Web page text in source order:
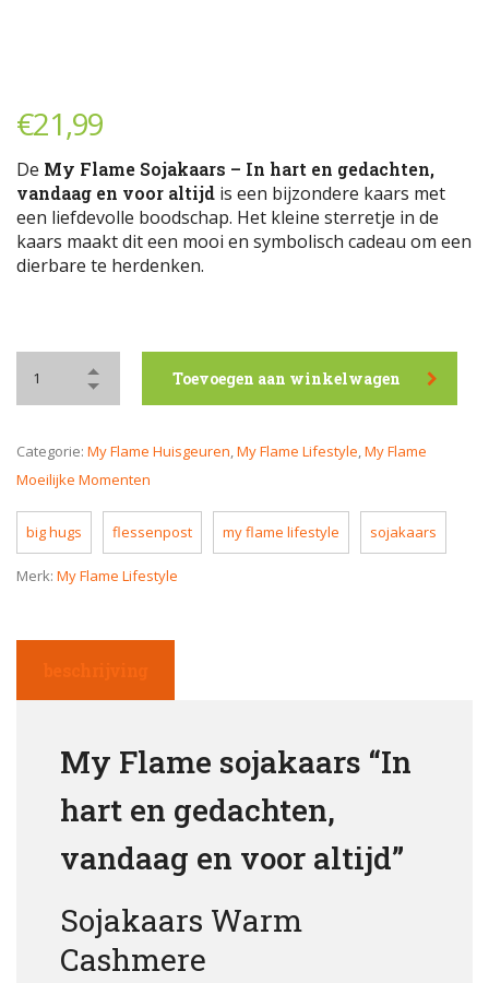
€21,99
De My Flame Sojakaars – In hart en gedachten,
vandaag en voor altijd is een bijzondere kaars met
een liefdevolle boodschap. Het kleine sterretje in de
kaars maakt dit een mooi en symbolisch cadeau om een
dierbare te herdenken.
Toevoegen aan winkelwagen
Categorie: My Flame Huisgeuren,My Flame Lifestyle,My Flame
Moeilijke Momenten
big hugs flessenpost my flame lifestyle sojakaars
Merk: My Flame Lifestyle
My Flame sojakaars “In
hart en gedachten,
vandaag en voor altijd”
Sojakaars Warm
Cashmere